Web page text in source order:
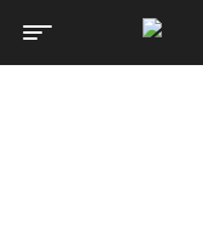
Home Page